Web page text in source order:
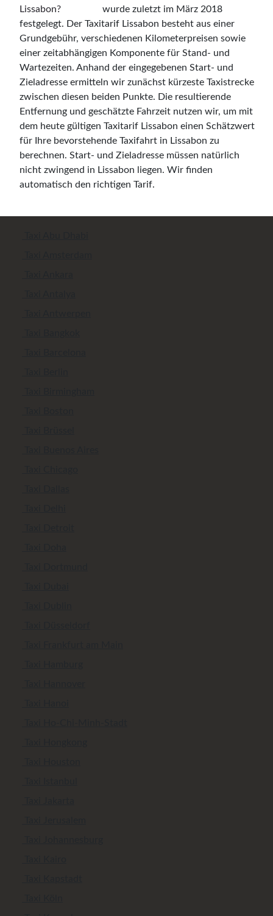
wurde zuletzt im März 2018
festgelegt. Der Taxitarif Lissabon besteht aus einer
Grundgebühr, verschiedenen Kilometerpreisen sowie
einer zeitabhängigen Komponente für Stand- und
Wartezeiten. Anhand der eingegebenen Start- und
Zieladresse ermitteln wir zunächst kürzeste Taxistrecke
zwischen diesen beiden Punkte. Die resultierende
Entfernung und geschätzte Fahrzeit nutzen wir, um mit
dem heute gültigen Taxitarif Lissabon einen Schätzwert
für Ihre bevorstehende Taxifahrt in Lissabon zu
berechnen. Start- und Zieladresse müssen natürlich
nicht zwingend in Lissabon liegen. Wir finden
automatisch den richtigen Tarif.